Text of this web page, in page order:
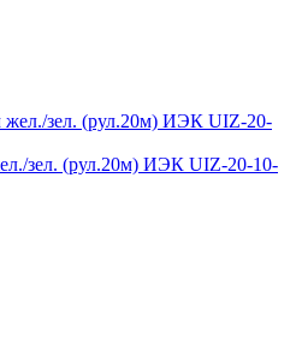
зел. (рул.20м) ИЭК UIZ-20-10-